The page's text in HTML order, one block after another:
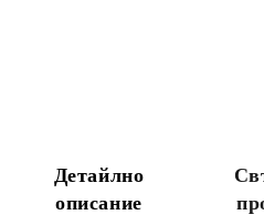
Детайлно
описание